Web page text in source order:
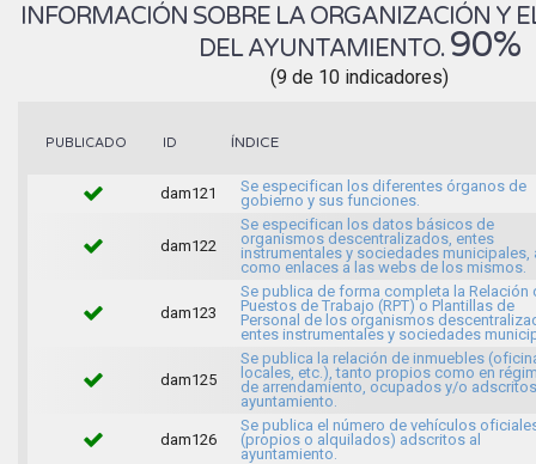
INFORMACIÓN SOBRE LA ORGANIZACIÓN Y
DEL AYUNTAMIENTO. 90%
(9 de 10 indicadores)
PUBLICADO ID ÍNDICE
dam121
Se especifican los diferentes órganos de
gobierno y sus funciones.
dam122
Se especifican los datos básicos de
organismos descentralizados, entes
instrumentales y sociedades municipales,
como enlaces a las webs de los mismos.
dam123
Se publica de forma completa la Relación
Puestos de Trabajo (RPT) o Plantillas de
Personal de los organismos
entes instrumentales y sociedades
dam125
Se publica la relación de inmuebles
locales, etc.), tanto propios como en
de arrendamiento, ocupados y/o
ayuntamiento.
dam126
Se publica el número de vehículos
(propios o alquilados) adscritos al
ayuntamiento.